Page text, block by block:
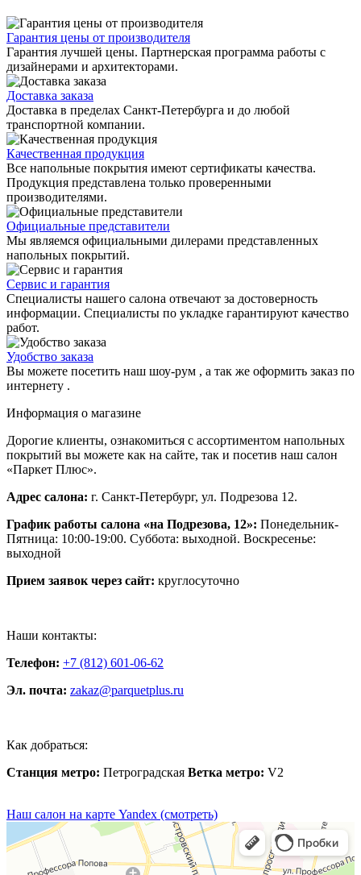
Гарантия цены от производителя
Гарантия лучшей цены. Партнерская программа работы с
дизайнерами и архитекторами.
Доставка заказа
Доставка в пределах Санкт-Петербурга и до любой
транспортной компании.
Качественная продукция
Все напольные покрытия имеют сертификаты качества.
Продукция представлена только проверенными
производителями.
Официальные представители
Мы являемся официальными дилерами представленных
напольных покрытий.
Сервис и гарантия
Специалисты нашего салона отвечают за достоверность
информации. Специалисты по укладке гарантируют качество
работ.
Удобство заказа
Вы можете посетить наш шоу-рум , а так же оформить заказ по
интернету .
Информация о магазине
Дорогие клиенты, ознакомиться с ассортиментом напольных
покрытий вы можете как на сайте, так и посетив наш салон
«Паркет Плюс».
Адрес салона: г. Санкт-Петербург, ул. Подрезова 12.
График работы салона «на Подрезова, 12»: Понедельник-
Пятница: 10:00-19:00. Суббота: выходной. Воскресенье:
выходной
Прием заявок через сайт: круглосуточно
Наши контакты:
Телефон: +7 (812) 601-06-62
Эл. почта: zakaz@parquetplus.ru
Как добраться:
Станция метро: Петроградская Ветка метро: V2
Наш салон на карте Yandex (смотреть)